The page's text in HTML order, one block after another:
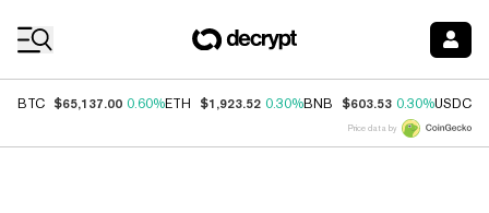
BTC $65,137.00 0.60%ETH $1,923.52 0.30%BNB $603.53 0.30%USDC
Price data by